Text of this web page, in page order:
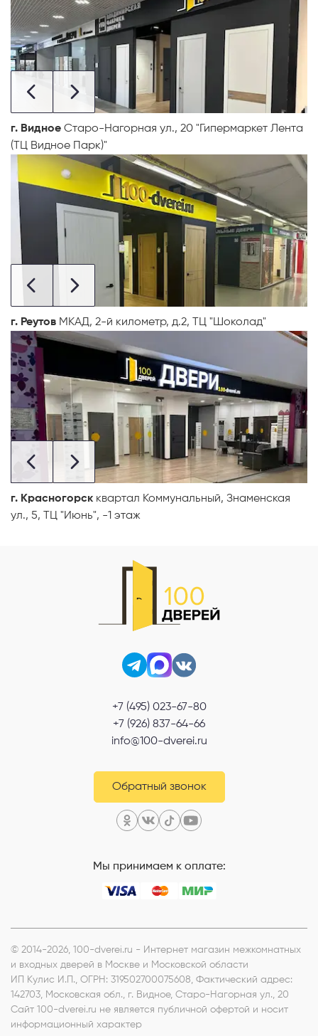
г. Видное Старо-Нагорная ул., 20 "Гипермаркет Лента
(ТЦ Видное Парк)"
г. Реутов МКАД, 2-й километр, д.2, ТЦ "Шоколад"
г. Красногорск квартал Коммунальный, Знаменская
ул., 5, ТЦ "Июнь", -1 этаж
+7 (495) 023-67-80
+7 (926) 837-64-66
info@100-dverei.ru
Обратный звонок
Мы принимаем к оплате:
© 2014-2026, 100-dverei.ru - Интернет магазин межкомнатных
и входных дверей в Москве и Московской области
ИП Кулис И.П., ОГРН: 319502700075608, Фактический адрес:
142703, Московская обл., г. Видное, Старо-Нагорная ул., 20
Сайт 100-dverei.ru не является публичной офертой и носит
информационный характер